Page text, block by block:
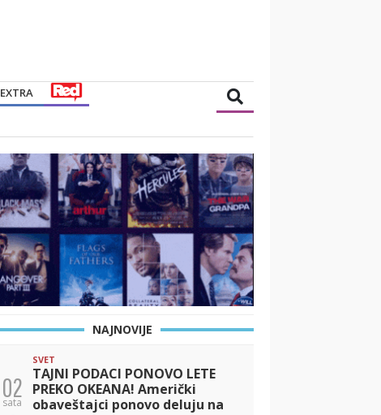
EXTRA
NAJNOVIJE
02
sata
SVET
TAJNI PODACI PONOVO LETE
PREKO OKEANA! Američki
obaveštajci ponovo deluju na